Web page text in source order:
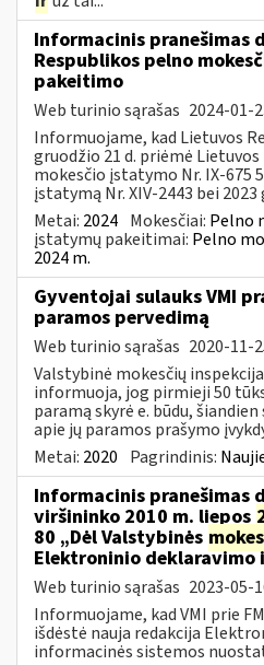
Informacinis pranešimas
Respublikos pelno
pakeitimo
Web turinio sąrašas 2024-01-
Informuojame, kad Lietuvos
gruodžio 21 d. priėmė
mokesčio įstatymo Nr. IX-675
įstatymą Nr. XIV-2443 bei 2023
Metai: 2024 Mokesčiai: Pelno
įstatymų pakeitimai: Pelno
2024 m.
Gyventojai sulauks VMI
paramos pervedimą
Web turinio sąrašas 2020-11-
Valstybinė mokesčių
informuoja, jog pirmieji 50
paramą skyrė e. būdu,
apie jų paramos prašymo
Metai: 2020 Pagrindinis:
Informacinis pranešimas
viršininko 2010 m. liepos
80 „Dėl Valstybinės
Elektroninio deklaravimo
Web turinio sąrašas 2023-05-
Informuojame, kad VMI prie
išdėstė nauja redakcija
informacinės sistemos